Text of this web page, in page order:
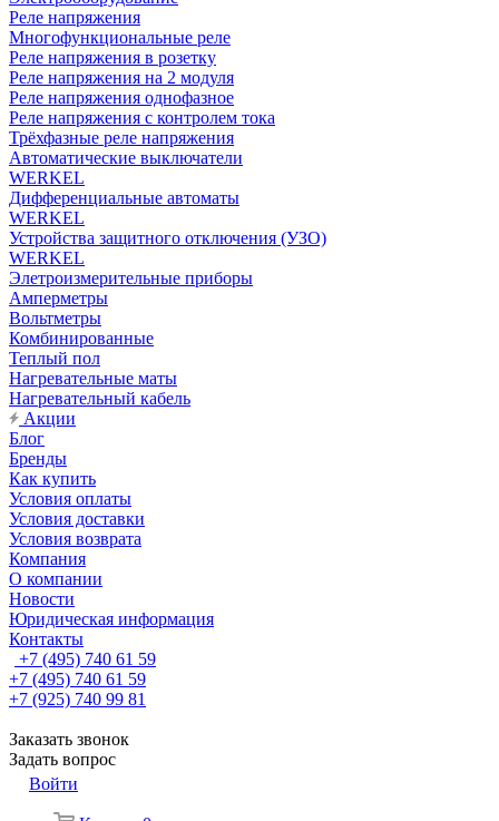
Реле напряжения
Многофункциональные реле
Реле напряжения в розетку
Реле напряжения на 2 модуля
Реле напряжения однофазное
Реле напряжения с контролем тока
Трёхфазные реле напряжения
Автоматические выключатели
WERKEL
Дифференциальные автоматы
WERKEL
Устройства защитного отключения (УЗО)
WERKEL
Элетроизмерительные приборы
Амперметры
Вольтметры
Комбинированные
Теплый пол
Нагревательные маты
Нагревательный кабель
Акции
Блог
Бренды
Как купить
Условия оплаты
Условия доставки
Условия возврата
Компания
О компании
Новости
Юридическая информация
Контакты
+7 (495) 740 61 59
+7 (495) 740 61 59
+7 (925) 740 99 81
Заказать звонок
Задать вопрос
Войти